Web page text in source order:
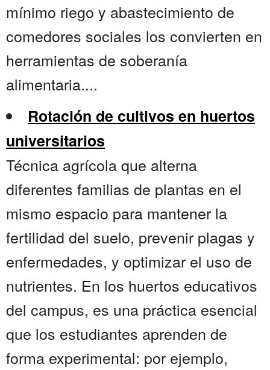
mínimo riego y abastecimiento de
comedores sociales los convierten en
herramientas de soberanía
alimentaria....
Rotación de cultivos en huertos
universitarios
Técnica agrícola que alterna
diferentes familias de plantas en el
mismo espacio para mantener la
fertilidad del suelo, prevenir plagas y
enfermedades, y optimizar el uso de
nutrientes. En los huertos educativos
del campus, es una práctica esencial
que los estudiantes aprenden de
forma experimental: por ejemplo,